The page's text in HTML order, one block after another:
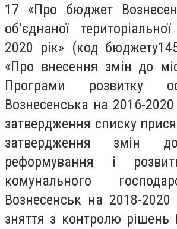
17 «Про бюджет
об’єднаної
2020 рік» (код
«Про внесення змін до
Програми розвитку
Вознесенська на 2016-
затвердження списку
затвердження змін
реформування і
комунального
Вознесенськ на 2018-2020
зняття з контролю рішень